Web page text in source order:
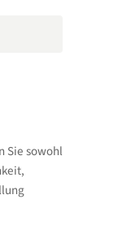
Sie sowohl